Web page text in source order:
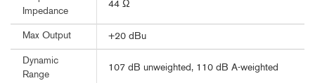
Impedance
44 Ω
Max Output +20 dBu
Dynamic
Range
107 dB unweighted, 110 dB A-weighted